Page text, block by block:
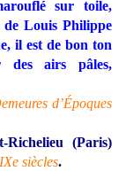
sur toile,
de Louis Philippe
il est de bon ton
des airs pâles,
d’Époques
(Paris)
siècles.